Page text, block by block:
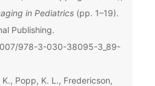
in Pediatrics(pp. 1–19).
Publishing.
978-3-030-38095-3_89-
Popp, K. L., Fredericson,